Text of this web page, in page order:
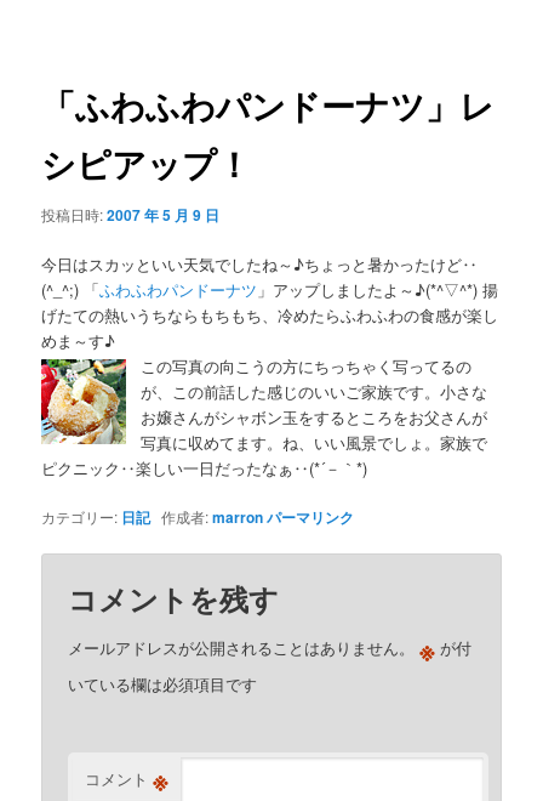
ョ
ン
「ふわふわパンドーナツ」レ
シピアップ！
投稿日時:2007 年 5 月 9 日
今日はスカッといい天気でしたね～♪ちょっと暑かったけど‥
(^_^;) 「ふわふわパンドーナツ 」アップしましたよ～♪(*^▽^*) 揚
げたての熱いうちならもちもち、冷めたらふわふわの食感が楽し
めま～す♪
この写真の向こうの方にちっちゃく写ってるの
が、この前話した感じのいいご家族です。小さな
お嬢さんがシャボン玉をするところをお父さんが
写真に収めてます。ね、いい風景でしょ。家族で
ピクニック‥楽しい一日だったなぁ‥(*´－｀*)
カテゴリー: 日記作成者:marronパーマリンク
コメントを残す
メールアドレスが公開されることはありません。 ※ が付
いている欄は必須項目です
コメント ※